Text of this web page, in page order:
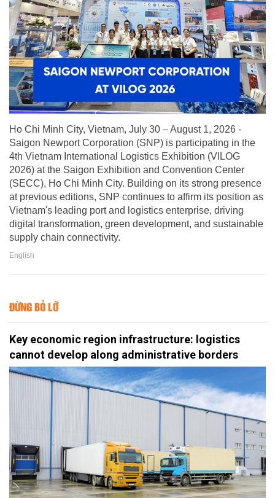
Ho Chi Minh City, Vietnam, July 30 – August 1, 2026 -
Saigon Newport Corporation (SNP) is participating in the
4th Vietnam International Logistics Exhibition (VILOG
2026) at the Saigon Exhibition and Convention Center
(SECC), Ho Chi Minh City. Building on its strong presence
at previous editions, SNP continues to affirm its position as
Vietnam's leading port and logistics enterprise, driving
digital transformation, green development, and sustainable
supply chain connectivity.
English
ĐỪNG BỎ LỠ
Key economic region infrastructure: logistics
cannot develop along administrative borders